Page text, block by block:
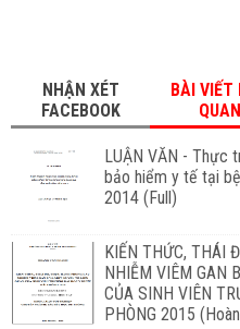
NHẬN XÉT
FACEBOOK
BÀI VIẾT
QUAN
LUẬN VĂN - Thực
bảo hiểm y tế tại
2014 (Full)
KIẾN THỨC, THÁI
NHIỄM VIÊM GAN
CỦA SINH VIÊN
PHÒNG 2015